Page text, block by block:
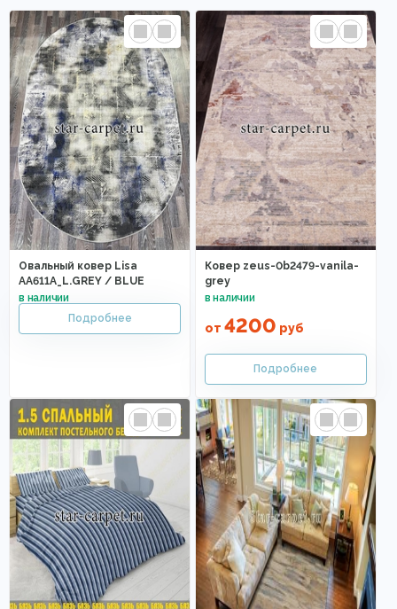
Овальный ковер Lisa
AA611A_L.GREY / BLUE
Ковер zeus-0b2479-vanila-
grey
от 4200 руб